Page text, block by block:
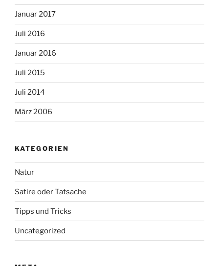
Januar 2017
Juli 2016
Januar 2016
Juli 2015
Juli 2014
März 2006
KATEGORIEN
Natur
Satire oder Tatsache
Tipps und Tricks
Uncategorized